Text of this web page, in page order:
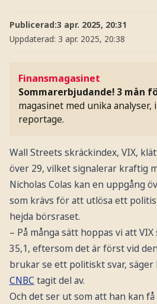
Publicerad:3 apr. 2025, 20:31
Uppdaterad: 3 apr. 2025, 20:38
Finansmagasinet
Sommarerbjudande! 3 mån
magasinet med unika
reportage.
Wall Streets skräckindex, VIX,
över 29, vilket signalerar kraftig
Nicholas Colas kan en uppgång
som krävs för att utlösa ett
hejda börsraset.
– På många sätt hoppas vi att
35,1, eftersom det är först vid
brukar se ett politiskt svar, säger
CNBC tagit del av.
Och det ser ut som att han kan